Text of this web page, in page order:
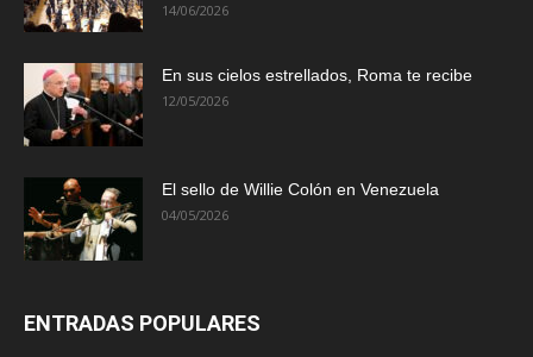
14/06/2026
En sus cielos estrellados, Roma te recibe
12/05/2026
El sello de Willie Colón en Venezuela
04/05/2026
ENTRADAS POPULARES